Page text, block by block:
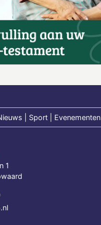
| Sport | Evenementen
1